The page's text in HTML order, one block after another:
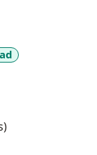
eso que
y no
tiene cada
el
ante
o de pareja